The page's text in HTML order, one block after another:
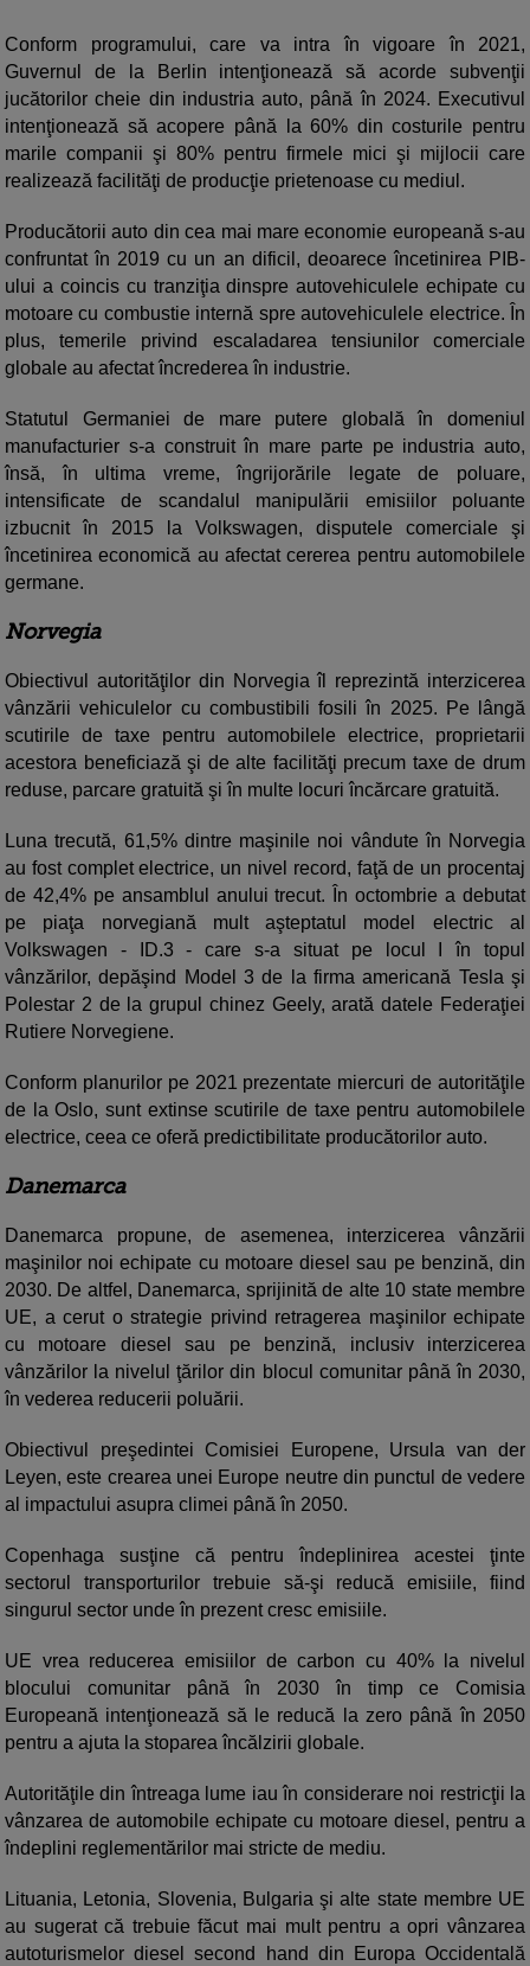
Conform programului, care va intra în vigoare în 2021,
Guvernul de la Berlin intenţionează să acorde subvenţii
jucătorilor cheie din industria auto, până în 2024. Executivul
intenţionează să acopere până la 60% din costurile pentru
marile companii şi 80% pentru firmele mici şi mijlocii care
realizează facilităţi de producţie prietenoase cu mediul.
Producătorii auto din cea mai mare economie europeană s-au
confruntat în 2019 cu un an dificil, deoarece încetinirea PIB-
ului a coincis cu tranziţia dinspre autovehiculele echipate cu
motoare cu combustie internă spre autovehiculele electrice. În
plus, temerile privind escaladarea tensiunilor comerciale
globale au afectat încrederea în industrie.
Statutul Germaniei de mare putere globală în domeniul
manufacturier s-a construit în mare parte pe industria auto,
însă, în ultima vreme, îngrijorările legate de poluare,
intensificate de scandalul manipulării emisiilor poluante
izbucnit în 2015 la Volkswagen, disputele comerciale şi
încetinirea economică au afectat cererea pentru automobilele
germane.
Norvegia
Obiectivul autorităţilor din Norvegia îl reprezintă interzicerea
vânzării vehiculelor cu combustibili fosili în 2025. Pe lângă
scutirile de taxe pentru automobilele electrice, proprietarii
acestora beneficiază şi de alte facilităţi precum taxe de drum
reduse, parcare gratuită şi în multe locuri încărcare gratuită.
Luna trecută, 61,5% dintre maşinile noi vândute în Norvegia
au fost complet electrice, un nivel record, faţă de un procentaj
de 42,4% pe ansamblul anului trecut. În octombrie a debutat
pe piaţa norvegiană mult aşteptatul model electric al
Volkswagen - ID.3 - care s-a situat pe locul I în topul
vânzărilor, depăşind Model 3 de la firma americană Tesla şi
Polestar 2 de la grupul chinez Geely, arată datele Federaţiei
Rutiere Norvegiene.
Conform planurilor pe 2021 prezentate miercuri de autorităţile
de la Oslo, sunt extinse scutirile de taxe pentru automobilele
electrice, ceea ce oferă predictibilitate producătorilor auto.
Danemarca
Danemarca propune, de asemenea, interzicerea vânzării
maşinilor noi echipate cu motoare diesel sau pe benzină, din
2030. De altfel, Danemarca, sprijinită de alte 10 state membre
UE, a cerut o strategie privind retragerea maşinilor echipate
cu motoare diesel sau pe benzină, inclusiv interzicerea
vânzărilor la nivelul ţărilor din blocul comunitar până în 2030,
în vederea reducerii poluării.
Obiectivul preşedintei Comisiei Europene, Ursula van der
Leyen, este crearea unei Europe neutre din punctul de vedere
al impactului asupra climei până în 2050.
Copenhaga susţine că pentru îndeplinirea acestei ţinte
sectorul transporturilor trebuie să-şi reducă emisiile, fiind
singurul sector unde în prezent cresc emisiile.
UE vrea reducerea emisiilor de carbon cu 40% la nivelul
blocului comunitar până în 2030 în timp ce Comisia
Europeană intenţionează să le reducă la zero până în 2050
pentru a ajuta la stoparea încălzirii globale.
Autorităţile din întreaga lume iau în considerare noi restricţii la
vânzarea de automobile echipate cu motoare diesel, pentru a
îndeplini reglementărilor mai stricte de mediu.
Lituania, Letonia, Slovenia, Bulgaria şi alte state membre UE
au sugerat că trebuie făcut mai mult pentru a opri vânzarea
autoturismelor diesel second hand din Europa Occidentală